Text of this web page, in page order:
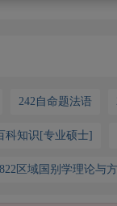
242自命题法语
科知识[专业硕士]
822区域国别学理论与